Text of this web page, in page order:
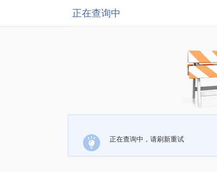
正在查询中
正在查询中，请刷新重试